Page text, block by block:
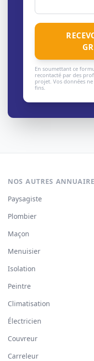
En soumettant ce
recontacté par des
projet. Vos données
fins.
NOS AUTRES
Paysagiste
Plombier
Maçon
Menuisier
Isolation
Peintre
Climatisation
Électricien
Couvreur
Carreleur